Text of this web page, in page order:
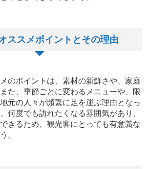
ススメポイントとその理由
ポイントは、素材の新鮮さや、家庭
た、季節ごとに変わるメニューや、限
元の人々が頻繁に足を運ぶ理由となっ
何度でも訪れたくなる雰囲気があり、
きるため、観光客にとっても有意義な
。